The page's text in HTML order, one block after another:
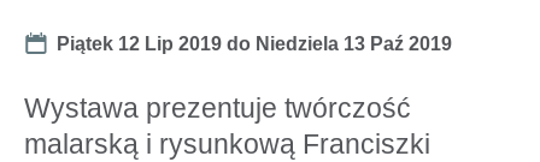
Date
Piątek 12 Lip 2019 do Niedziela 13 Paź 2019
Wystawa prezentuje twórczość
malarską i rysunkową Franciszki